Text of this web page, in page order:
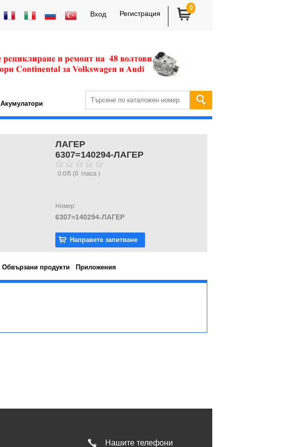
Вход Регистрация
0
Акумулатори
ЛАГЕР
6307=140294-ЛАГЕР
0.0/5 (0 гласа )
Номер:
6307=140294-ЛАГЕР
Направете запитване
Обвързани продукти Приложения
Нашите телефони